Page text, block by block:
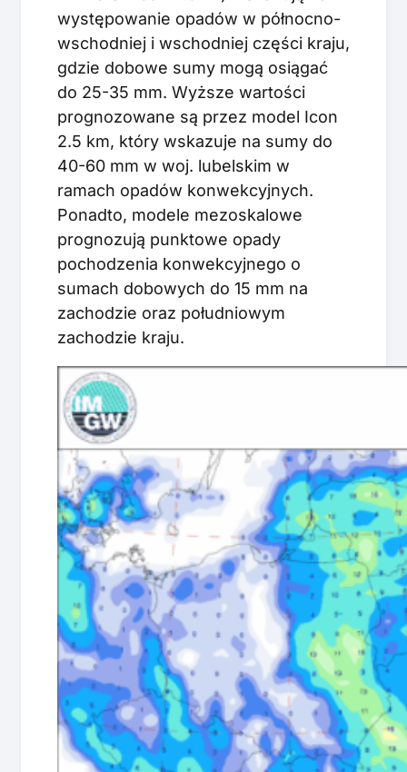
występowanie opadów w północno-
wschodniej i wschodniej części kraju,
gdzie dobowe sumy mogą osiągać
do 25-35 mm. Wyższe wartości
prognozowane są przez model Icon
2.5 km, który wskazuje na sumy do
40-60 mm w woj. lubelskim w
ramach opadów konwekcyjnych.
Ponadto, modele mezoskalowe
prognozują punktowe opady
pochodzenia konwekcyjnego o
sumach dobowych do 15 mm na
zachodzie oraz południowym
zachodzie kraju.